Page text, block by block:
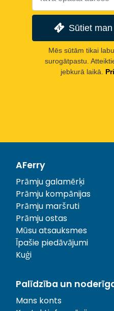
Sūtiet
Mēs sūtām tikai
surogātpastu.
jebkurā laikā.
AFerry
Prāmju galamērķi
Prāmju kompānijas
Prāmju maršruti
Prāmju ostas
Mūsu atsauksmes
Īpašie piedāvājumi
Kuģi
Palīdzība un
Mans konts